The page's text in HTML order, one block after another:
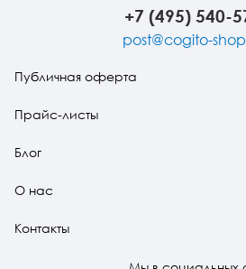
+7 (495) 540-
post@cogito-
Публичная оферта
Прайс-листы
Блог
О нас
Контакты